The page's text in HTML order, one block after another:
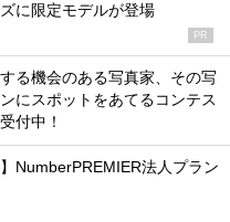
に限定モデルが登場
PR
る機会のある写真家、その写
にスポットをあてるコンテス
付中！
NumberPREMIER法人プラン